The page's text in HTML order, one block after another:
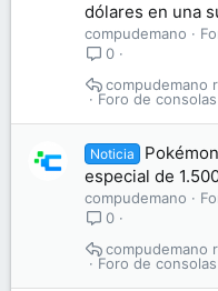
dólares en una
compudemano
0
Foro de
compudemano
Noticia
especial de
compudemano
0
Foro de
compudemano